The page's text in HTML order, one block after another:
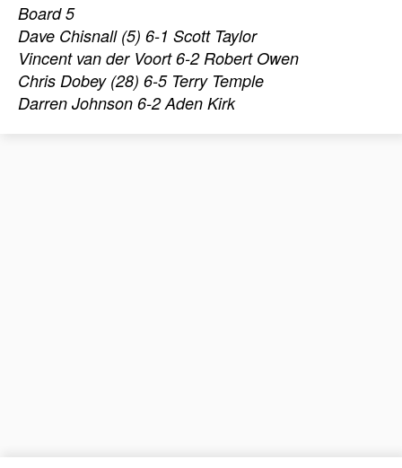
Board 5
Dave Chisnall (5) 6-1 Scott Taylor
Vincent van der Voort 6-2 Robert Owen
Chris Dobey (28) 6-5 Terry Temple
Darren Johnson 6-2 Aden Kirk